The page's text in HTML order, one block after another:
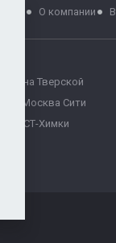
О компании
БЕСТ на Тверской
БЕСТ Москва Сити
БЕСТ-Химки